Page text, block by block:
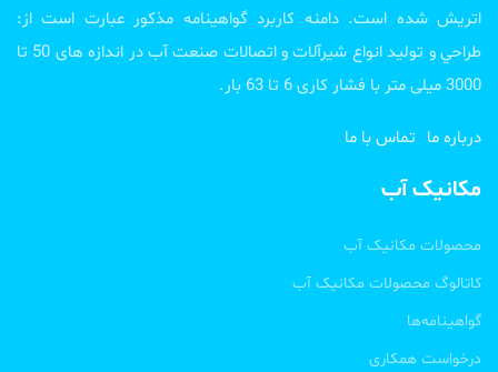
اتریش شده است. دامنه کاربرد گواهینامه مذکور عبارت است از:
طراحي و تولید انواع شیرآلات و اتصالات صنعت آب در اندازه های 50 تا
3000 میلی متر با فشار کاری 6 تا 63 بار.
درباره ما تماس با ما
مکانیک آب
محصولات مکانیک آب
کاتالوگ محصولات مکانیک آب
گواهینامه‌ها
درخواست همکاری